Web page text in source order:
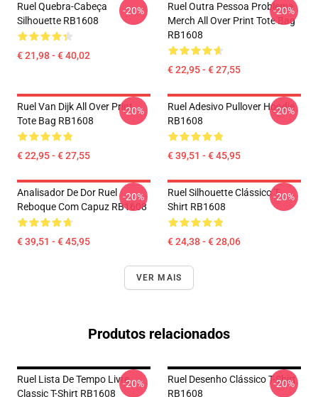
Ruel Quebra-Cabeça
Silhouette RB1608
€ 21,98 - € 40,02
-20%
Ruel Outra Pessoa Problema
Merch All Over Print Tote Bag
RB1608
€ 22,95 - € 27,55
-20%
Ruel Van Dijk All Over Print
Tote Bag RB1608
€ 22,95 - € 27,55
-20%
Ruel Adesivo Pullover Hoodie
RB1608
€ 39,51 - € 45,95
-20%
Analisador De Dor Ruel
Reboque Com Capuz RB1608
€ 39,51 - € 45,95
-20%
Ruel Silhouette Clássico T-
Shirt RB1608
€ 24,38 - € 28,06
-20%
VER MAIS
Produtos relacionados
Ruel Lista De Tempo Livre
Classic T-Shirt RB1608
-20%
Ruel Desenho Clássico T-Shirt
RB1608
-20%